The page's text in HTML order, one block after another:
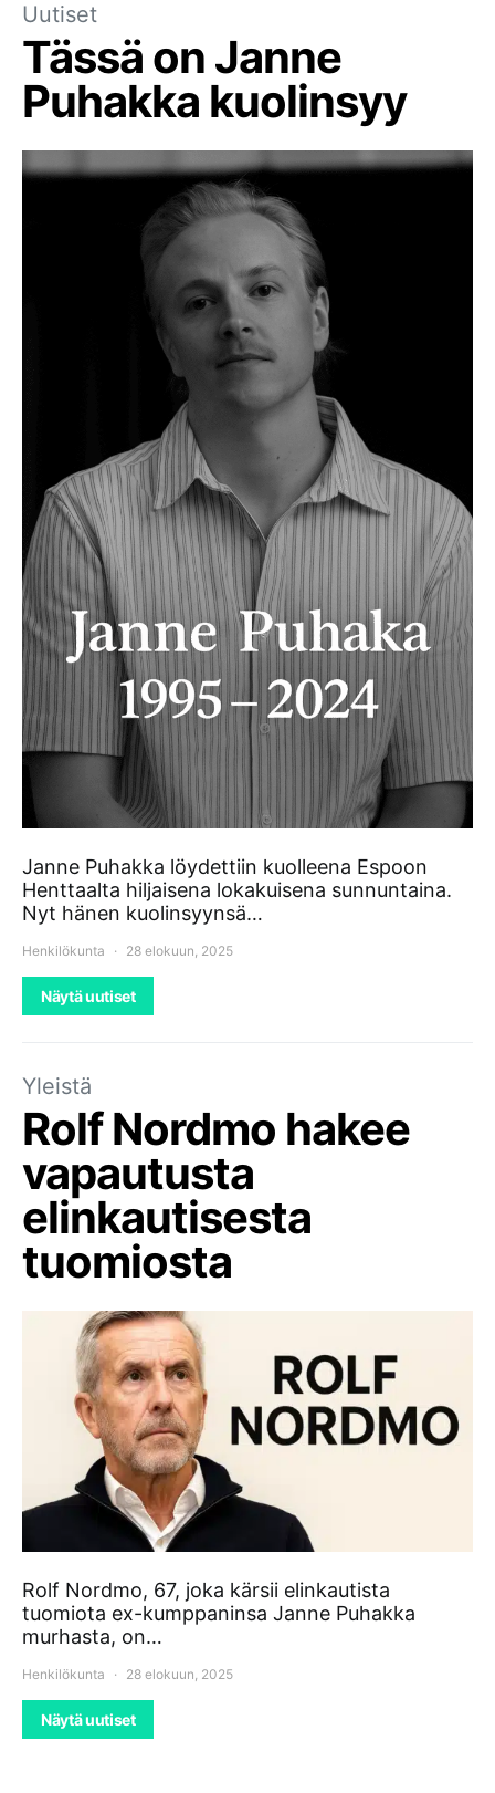
Uutiset
Tässä on Janne
Puhakka kuolinsyy
Janne Puhakka löydettiin kuolleena Espoon
Henttaalta hiljaisena lokakuisena sunnuntaina.
Nyt hänen kuolinsyynsä…
Henkilökunta 28 elokuun, 2025
Näytä uutiset
Yleistä
Rolf Nordmo hakee
vapautusta
elinkautisesta
tuomiosta
Rolf Nordmo, 67, joka kärsii elinkautista
tuomiota ex-kumppaninsa Janne Puhakka
murhasta, on…
Henkilökunta 28 elokuun, 2025
Näytä uutiset